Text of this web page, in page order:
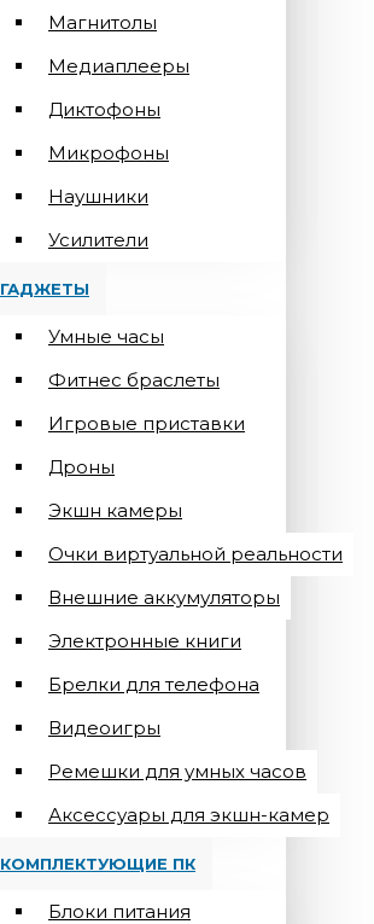
Магнитолы
Медиаплееры
Диктофоны
Микрофоны
Наушники
Усилители
ГАДЖЕТЫ
Умные часы
Фитнес браслеты
Игровые приставки
Дроны
Экшн камеры
Очки виртуальной реальности
Внешние аккумуляторы
Электронные книги
Брелки для телефона
Видеоигры
Ремешки для умных часов
Аксессуары для экшн-камер
КОМПЛЕКТУЮЩИЕ ПК
Блоки питания